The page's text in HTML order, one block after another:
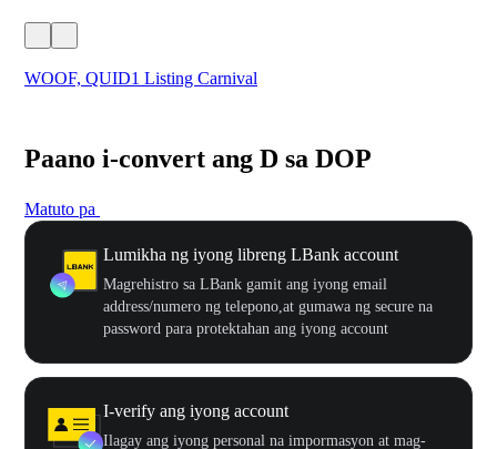
WOOF, QUID1 Listing Carnival
Paano i-convert ang D sa DOP
Matuto pa
Lumikha ng iyong libreng LBank account
Magrehistro sa LBank gamit ang iyong email
address/numero ng telepono,at gumawa ng secure na
password para protektahan ang iyong account
I-verify ang iyong account
Ilagay ang iyong personal na impormasyon at mag-